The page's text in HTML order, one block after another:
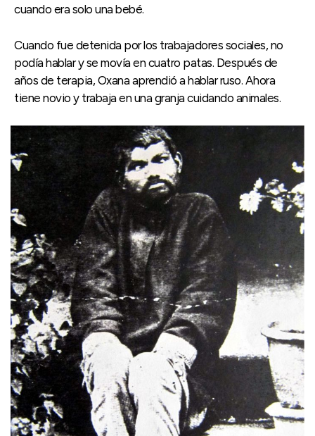
cuando era solo una bebé.
Cuando fue detenida por los trabajadores sociales, no
podía hablar y se movía en cuatro patas. Después de
años de terapia, Oxana aprendió a hablar ruso. Ahora
tiene novio y trabaja en una granja cuidando animales.